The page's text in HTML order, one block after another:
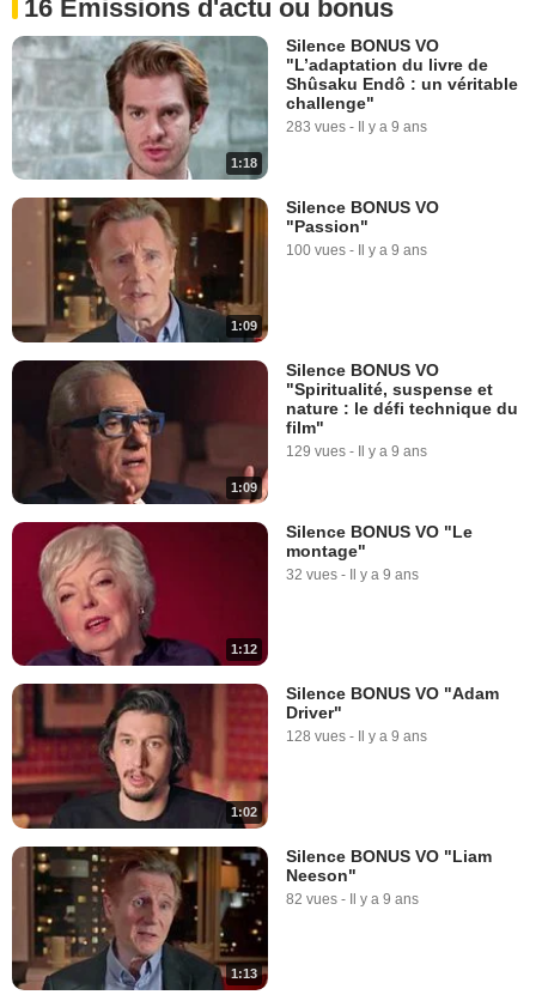
16 Emissions d'actu ou bonus
1:18
Silence BONUS VO
"L’adaptation du livre de
Shûsaku Endô : un véritable
challenge"
283 vues - Il y a 9 ans
1:09
Silence BONUS VO
"Passion"
100 vues - Il y a 9 ans
1:09
Silence BONUS VO
"Spiritualité, suspense et
nature : le défi technique du
film"
129 vues - Il y a 9 ans
1:12
Silence BONUS VO "Le
montage"
32 vues - Il y a 9 ans
1:02
Silence BONUS VO "Adam
Driver"
128 vues - Il y a 9 ans
1:13
Silence BONUS VO "Liam
Neeson"
82 vues - Il y a 9 ans